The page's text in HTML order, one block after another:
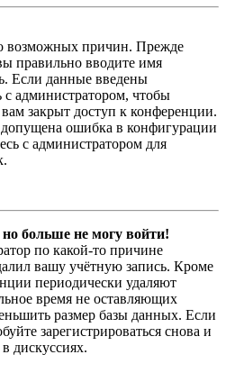
возможных причин. Прежде
правильно вводите имя
Если данные введены
с администратором, чтобы
закрыт доступ к конференции.
ошибка в конфигурации
с администратором для
больше не могу войти!
по какой-то причине
вашу учётную запись. Кроме
периодически удаляют
время не оставляющих
размер базы данных. Если
зарегистрироваться снова и
дискуссиях.